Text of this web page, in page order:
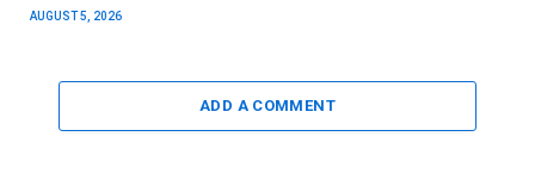
AUGUST 5, 2026
ADD A COMMENT